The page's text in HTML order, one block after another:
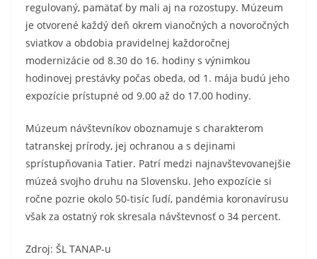
regulovaný, pamätať by mali aj na rozostupy. Múzeum
je otvorené každý deň okrem vianočných a novoročných
sviatkov a obdobia pravidelnej každoročnej
modernizácie od 8.30 do 16. hodiny s výnimkou
hodinovej prestávky počas obeda, od 1. mája budú jeho
expozície prístupné od 9.00 až do 17.00 hodiny.
Múzeum návštevníkov oboznamuje s charakterom
tatranskej prírody, jej ochranou a s dejinami
sprístupňovania Tatier. Patrí medzi najnavštevovanejšie
múzeá svojho druhu na Slovensku. Jeho expozície si
ročne pozrie okolo 50-tisíc ľudí, pandémia koronavírusu
však za ostatný rok skresala návštevnosť o 34 percent.
Zdroj: ŠL TANAP-u